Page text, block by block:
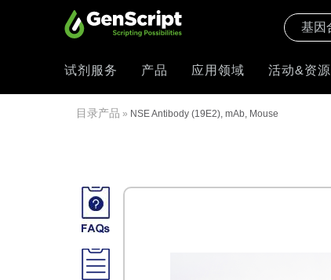
试剂服务 产品 应用领域 活动&资源
目录产品 » NSE Antibody (19E2), mAb, Mouse